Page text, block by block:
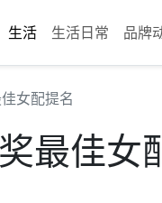
生活 生活日常 品牌
女配提名
最佳女